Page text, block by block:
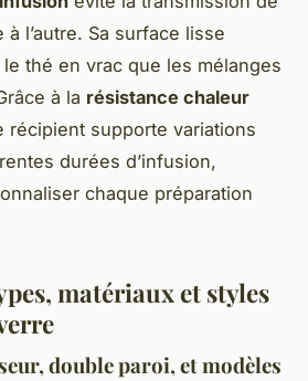
à l’autre. Sa surface lisse
thé en vrac que les mélanges
à la résistance chaleur
récipient supporte variations
durées d’infusion,
chaque préparation
matériaux et styles
double paroi, et modèles